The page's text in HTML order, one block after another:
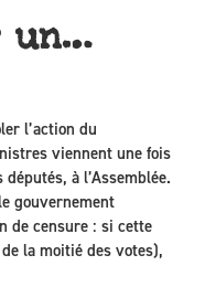
un…
l’action du
viennent une fois
à l’Assemblée.
gouvernement
de censure : si cette
la moitié des votes),